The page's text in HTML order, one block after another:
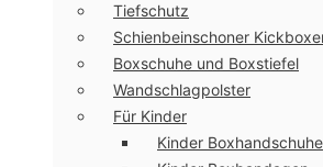
Tiefschutz
Schienbeinschoner
Boxschuhe und Boxstiefel
Wandschlagpolster
Für Kinder
Kinder Boxhandschuhe